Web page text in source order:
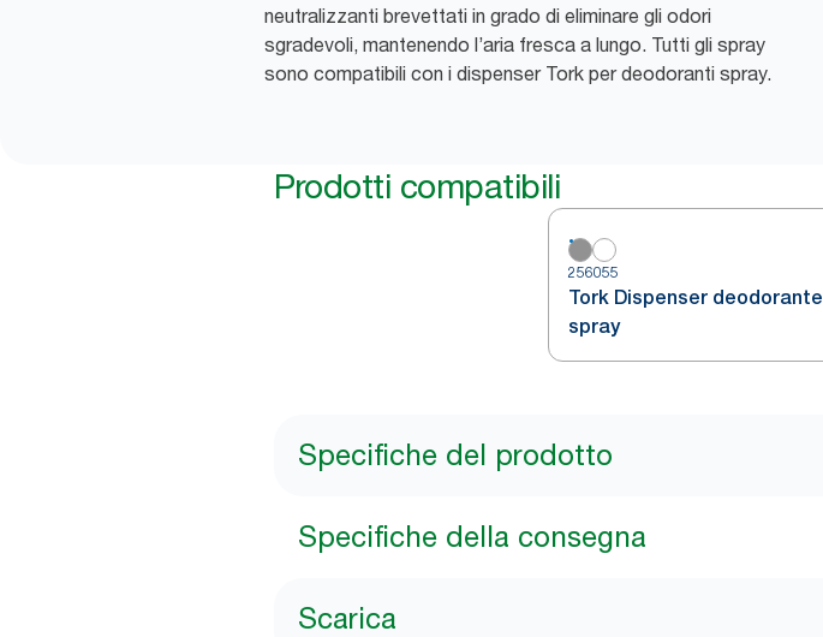
neutralizzanti brevettati in grado di eliminare gli odori
sgradevoli, mantenendo l’aria fresca a lungo. Tutti gli spray
sono compatibili con i dispenser Tork per deodoranti spray.
Prodotti compatibili
256055
Tork Dispenser deodorante
spray
Specifiche del prodotto
Specifiche della consegna
Scarica